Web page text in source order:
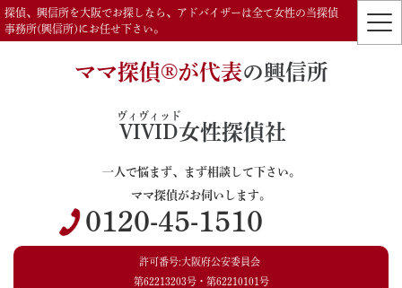
探偵、興信所を大阪でお探しなら、アドバイザーは全て女性の当探偵
事務所(興信所)にお任せ下さい。
ママ探偵®️が代表の興信所
VIVID
ヴィヴィッド
女性探偵社
一人で悩まず、まず相談して下さい。
ママ探偵がお伺いします。
0120-45-1510
許可番号:大阪府公安委員会
第62213203号・第62210101号